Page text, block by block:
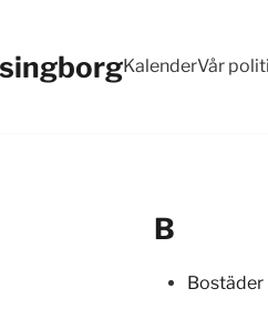
KalenderVår
B
Bostäder